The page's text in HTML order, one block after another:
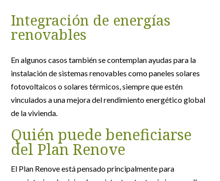
Integración de energías
renovables
En algunos casos también se contemplan ayudas para la
instalación de sistemas renovables como paneles solares
fotovoltaicos o solares térmicos, siempre que estén
vinculados a una mejora del rendimiento energético global
de la vivienda.
Quién puede beneficiarse
del Plan Renove
El Plan Renove está pensado principalmente para